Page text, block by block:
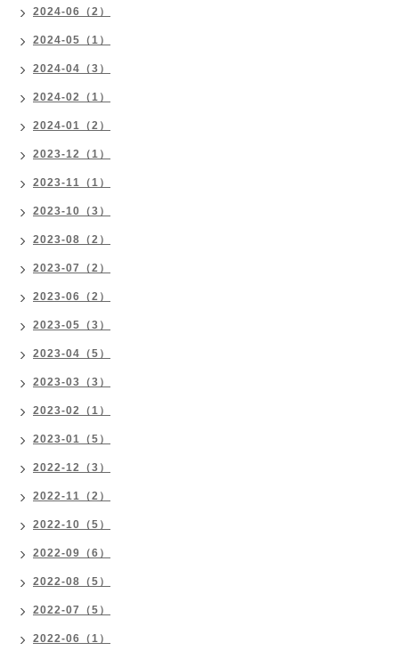
2024-06（2）
2024-05（1）
2024-04（3）
2024-02（1）
2024-01（2）
2023-12（1）
2023-11（1）
2023-10（3）
2023-08（2）
2023-07（2）
2023-06（2）
2023-05（3）
2023-04（5）
2023-03（3）
2023-02（1）
2023-01（5）
2022-12（3）
2022-11（2）
2022-10（5）
2022-09（6）
2022-08（5）
2022-07（5）
2022-06（1）